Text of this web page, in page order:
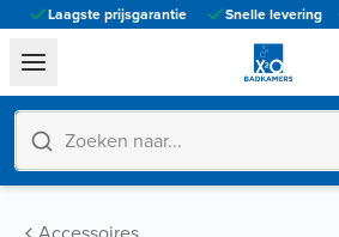
Laagste prijsgarantie Snelle levering
general.navigation.toggle_menu.label